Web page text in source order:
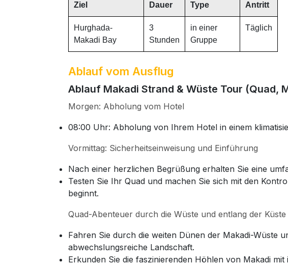
Ziel Dauer Type Antritt
Hurghada-
Makadi Bay
3
Stunden
in einer
Gruppe
Täglich
Ablauf vom Ausflug
Ablauf Makadi Strand & Wüste Tour (Quad,
Morgen: Abholung vom Hotel
08:00 Uhr: Abholung von Ihrem Hotel in einem
Vormittag: Sicherheitseinweisung und Einführung
Nach einer herzlichen Begrüßung erhalten Sie eine
Testen Sie Ihr Quad und machen Sie sich mit den
beginnt.
Quad-Abenteuer durch die Wüste und entlang der Küste
Fahren Sie durch die weiten Dünen der Makadi-Wüste
abwechslungsreiche Landschaft.
Erkunden Sie die faszinierenden Höhlen von Makadi